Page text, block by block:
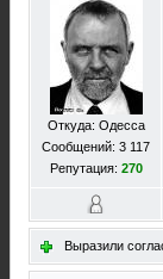
Откуда: Одесса
Сообщений: 3 117
Репутация: 270
Выразили